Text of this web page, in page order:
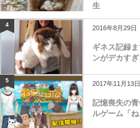
生
4 2016年8月29日
ギネス記録
ンがデカすぎ
5 2017年11月13日
記憶喪失の
ルゲーム「ね